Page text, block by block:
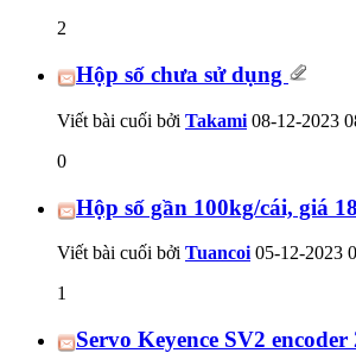
2
Hộp số chưa sử dụng
Viết bài cuối bởi Takami 08-12-2023
0
Hộp số gần 100kg/cái, giá
Viết bài cuối bởi Tuancoi 05-12-2023
1
Servo Keyence SV2